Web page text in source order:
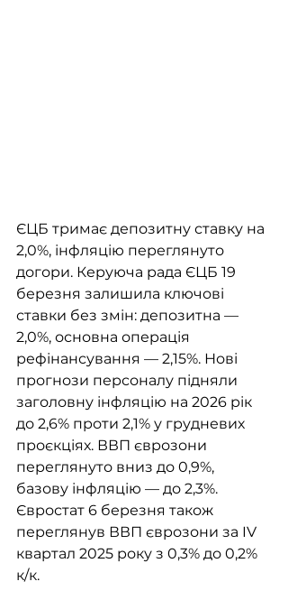
ЄЦБ тримає депозитну ставку на
2,0%, інфляцію переглянуто
догори. Керуюча рада ЄЦБ 19
березня залишила ключові
ставки без змін: депозитна —
2,0%, основна операція
рефінансування — 2,15%. Нові
прогнози персоналу підняли
заголовну інфляцію на 2026 рік
до 2,6% проти 2,1% у грудневих
проєкціях. ВВП єврозони
переглянуто вниз до 0,9%,
базову інфляцію — до 2,3%.
Євростат 6 березня також
переглянув ВВП єврозони за IV
квартал 2025 року з 0,3% до 0,2%
к/к.